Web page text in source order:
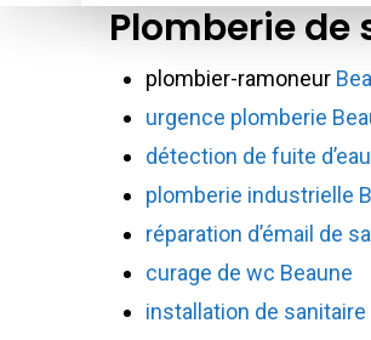
Plomberie de
plombier-ramoneur
urgence plomberie
détection de fuite
plomberie industrielle
réparation d’émail de
curage de wc Beaune
installation de sanitaire